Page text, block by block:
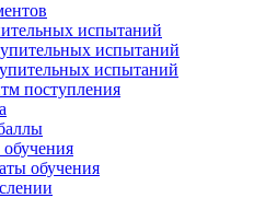
испытаний
испытаний
испытаний
поступления
обучения